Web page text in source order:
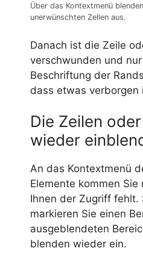
Über das Kontextmenü
unerwünschten Zellen aus.
Danach ist die Zeile
verschwunden und
Beschriftung der
dass etwas verborgen
Die Zeilen
wieder
An das Kontextmenü
Elemente kommen Sie
Ihnen der Zugriff fehlt.
markieren Sie einen
ausgeblendeten
blenden wieder ein.